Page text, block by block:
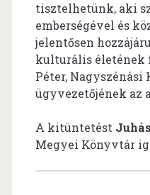
tisztelhetünk, aki
emberségével és
jelentősen
kulturális életének
Péter,
ügyvezetőjének az
A kitüntetést
Megyei Könyvtár